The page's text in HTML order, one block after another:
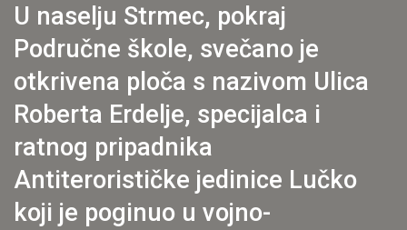
U naselju Strmec, pokraj
Područne škole, svečano je
otkrivena ploča s nazivom Ulica
Roberta Erdelje, specijalca i
ratnog pripadnika
Antiterorističke jedinice Lučko
koji je poginuo u vojno-